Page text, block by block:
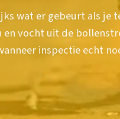
wat er gebeurt als je
en vocht uit de
inspectie echt